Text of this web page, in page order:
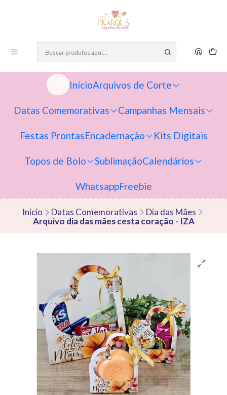
InícioArquivos de Corte
Datas Comemorativas Campanhas Mensais
Festas ProntasEncadernação Kits Digitais
Topos de Bolo SublimaçãoCalendários
WhatsappFreebie
Início Datas Comemorativas
Dia das Mães
Arquivo dia das mães cesta coração - IZA